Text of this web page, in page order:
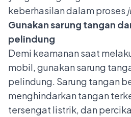
keberhasilan dalam proses
Gunakan sarung tangan
pelindung
Demi keamanan saat
mobil, gunakan sarung
pelindung. Sarung tangan
menghindarkan tangan
tersengat listrik, dan